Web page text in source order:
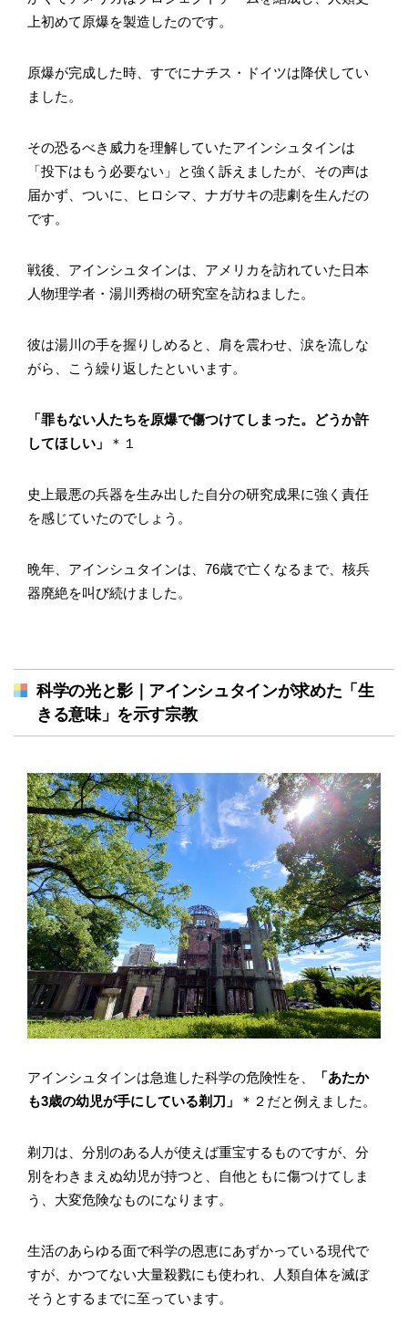
上初めて原爆を製造したのです。
原爆が完成した時、すでにナチス・ドイツは降伏してい
ました。
その恐るべき威力を理解していたアインシュタインは
「投下はもう必要ない」と強く訴えましたが、その声は
届かず、ついに、ヒロシマ、ナガサキの悲劇を生んだの
です。
戦後、アインシュタインは、アメリカを訪れていた日本
人物理学者・湯川秀樹の研究室を訪ねました。
彼は湯川の手を握りしめると、肩を震わせ、涙を流しな
がら、こう繰り返したといいます。
「罪もない人たちを原爆で傷つけてしまった。どうか許
してほしい」
＊１
史上最悪の兵器を生み出した自分の研究成果に強く責任
を感じていたのでしょう。
晩年、アインシュタインは、76歳で亡くなるまで、核兵
器廃絶を叫び続けました。
科学の光と影｜アインシュタインが求めた「生
きる意味」を示す宗教
アインシュタインは急進した科学の危険性を、
「あたか
も3歳の幼児が手にしている剃刀」
＊２だと例えました。
剃刀は、分別のある人が使えば重宝するものですが、分
別をわきまえぬ幼児が持つと、自他ともに傷つけてしま
う、大変危険なものになります。
生活のあらゆる面で科学の恩恵にあずかっている現代で
すが、かつてない大量殺戮にも使われ、人類自体を滅ぼ
そうとするまでに至っています。